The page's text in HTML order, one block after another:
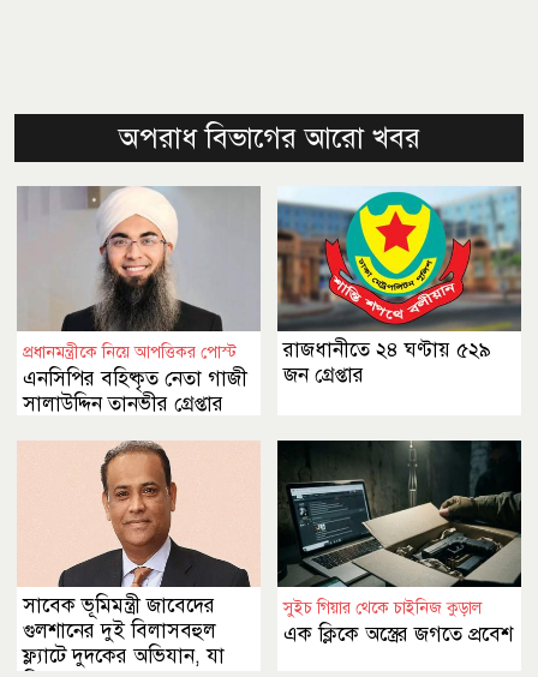
অপরাধ বিভাগের আরো খবর
প্রধানমন্ত্রীকে নিয়ে আপত্তিকর পোস্ট
এনসিপির বহিষ্কৃত নেতা গাজী
সালাউদ্দিন তানভীর গ্রেপ্তার
রাজধানীতে ২৪ ঘণ্টায় ৫২৯
জন গ্রেপ্তার
সাবেক ভূমিমন্ত্রী জাবেদের
গুলশানের দুই বিলাসবহুল
ফ্ল্যাটে দুদকের অভিযান, যা
সুইচ গিয়ার থেকে চাইনিজ কুড়াল
এক ক্লিকে অস্ত্রের জগতে প্রবেশ